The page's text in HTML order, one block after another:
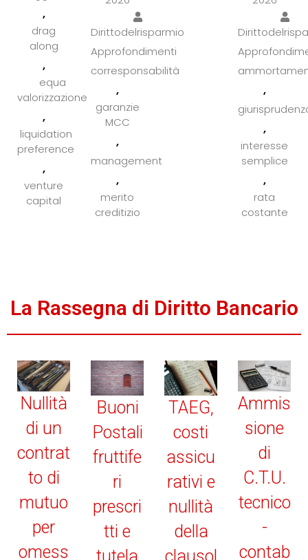
,
drag
along
,
equa
valorizzazione
,
liquidation
preference
,
venture
capital
Dirittodelrisparmio
Approfondimenti
corresponsabilità
,
garanzie
MCC
,
management
,
merito
creditizio
,
,
interesse
semplice
,
rata
costante
La Rassegna di Diritto Bancario
Nullità
di un
contrat
to di
mutuo
per
omess
Buoni
Postali
fruttife
ri
prescri
tti e
TAEG,
costi
assicu
rativi e
nullità
della
Ammis
sione
di
C.T.U.
tecnico
-
contab